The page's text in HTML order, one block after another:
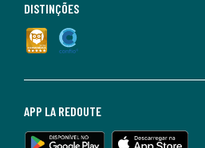
APP LA REDOUTE
DISTINÇÕES